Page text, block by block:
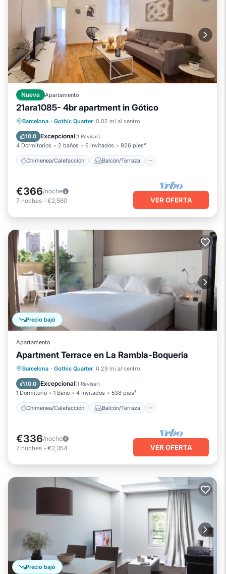
Nueva Apartamento
21ara1085- 4br apartment in Gótico
Barcelona · Gothic Quarter 0.02 mi al centro
10.0 Excepcional(1 Revisar)
4 Dormitorios 2 baños 6 Invitados 926 pies²
Chimenea/Calefacción Balcón/Terraza
Chimenea/Calefacción
Balcón/Terraza
Cocina
Aire acondicionado
€366/noche
7 noches - €2,560 VER OFERTA
Precio bajó
Apartamento
Apartment Terrace en La Rambla-Boqueria
Barcelona · Gothic Quarter 0.29 mi al centro
10.0 Excepcional(1 Revisar)
1 Dormitorio 1 Baño 4 Invitados 538 pies²
Chimenea/Calefacción Balcón/Terraza
Chimenea/Calefacción
Balcón/Terraza
Cocina
Aire acondicionado
€336/noche
7 noches - €2,354 VER OFERTA
Precio bajó